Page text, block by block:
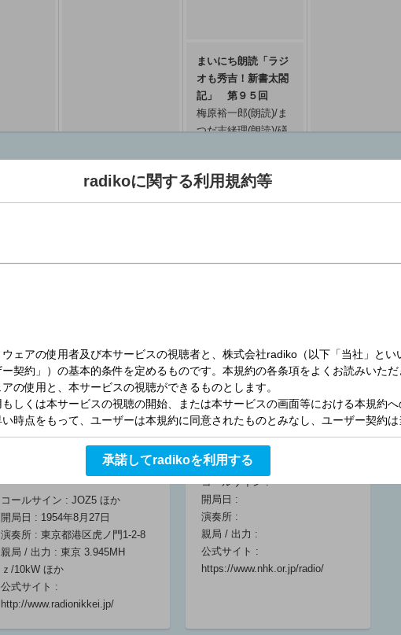
ONE MORNING
ユージ / 吉田明世
06:00 ～ 06:55
まいにち朗読「ラジ
オも秀吉！新書太閤
記」 第９５回
梅原裕一郎(朗読)/ま
つだ志緒理(朗読)/礒
マイあさ！金曜６時
台前半 ニュース・
気象情報／ワールド
リポート ニューデ
眞下貴(キャスター)/
星川幸(キャスター)/
三橋大樹(アナウンサ
ー)/田中麻耶(アナウ
ンサー)/山香道隆(リ
ポーター)
06:00 ～ 06:25
ラジオ沖縄
公式サイト :
http://www.rokinawa.co.jp/
（株）エフエム沖縄
1Kw
公式サイト :
https://www.fmokinawa.co.jp/
ラジオNIKKEI第2
コールサイン : JOZ5 ほか
開局日 : 1954年8月27日
演奏所 : 東京都港区虎ノ門1-2-8
親局 / 出力 : 東京 3.945MH
ｚ/10kW ほか
公式サイト :
http://www.radionikkei.jp/
コールサイン :
開局日 :
演奏所 :
親局 / 出力 :
公式サイト :
https://www.nhk.or.jp/radio/
radikoに関する利用規約等
承諾してradikoを利用する